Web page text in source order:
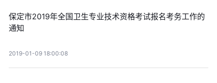
保定市2019年全国卫生专业技术资格考试报名考务工作的
通知
2019-01-09 18:00:08